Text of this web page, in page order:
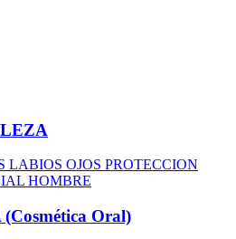
LABIOS OJOS PROTECCION
HOMBRE
Oral)